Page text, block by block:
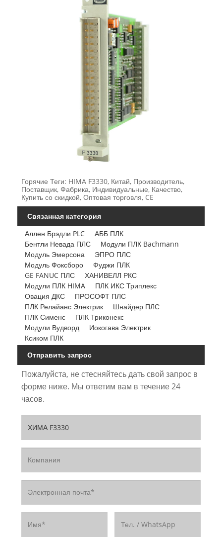
Горячие Теги: HIMA F3330, Китай, Производитель,
Поставщик, Фабрика, Индивидуальные, Качество,
Купить со скидкой, Оптовая торговля, CE
Связанная категория
Аллен Брэдли PLC
АББ ПЛК
Бентли Невада ПЛС
Модули ПЛК Bachmann
Модуль Эмерсона
ЭПРО ПЛС
Модуль Фоксборо
Фуджи ПЛК
GE FANUC ПЛС
ХАНИВЕЛЛ РКС
Модули ПЛК HIMA
ПЛК ИКС Триплекс
Овация ДКС
ПРОСОФТ ПЛС
ПЛК Релайанс Электрик
Шнайдер ПЛС
ПЛК Сименс
ПЛК Триконекс
Модули Вудворд
Иокогава Электрик
Ксиком ПЛК
Отправить запрос
Пожалуйста, не стесняйтесь дать свой запрос в
форме ниже. Мы ответим вам в течение 24
часов.